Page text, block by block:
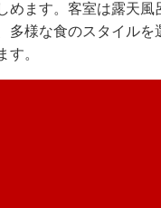
めます。客室は露天
多様な食のスタイル
す。